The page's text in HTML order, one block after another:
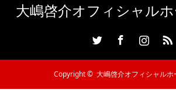
大嶋啓介オフィシャル
InstagramRSS
Copyright © 大嶋啓介オフィシャルホ